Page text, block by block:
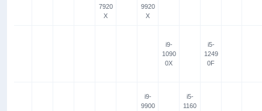
7920
X
9920
X
i9-
1090
0X
i5-
1249
0F
i9-
9900
i5-
1160